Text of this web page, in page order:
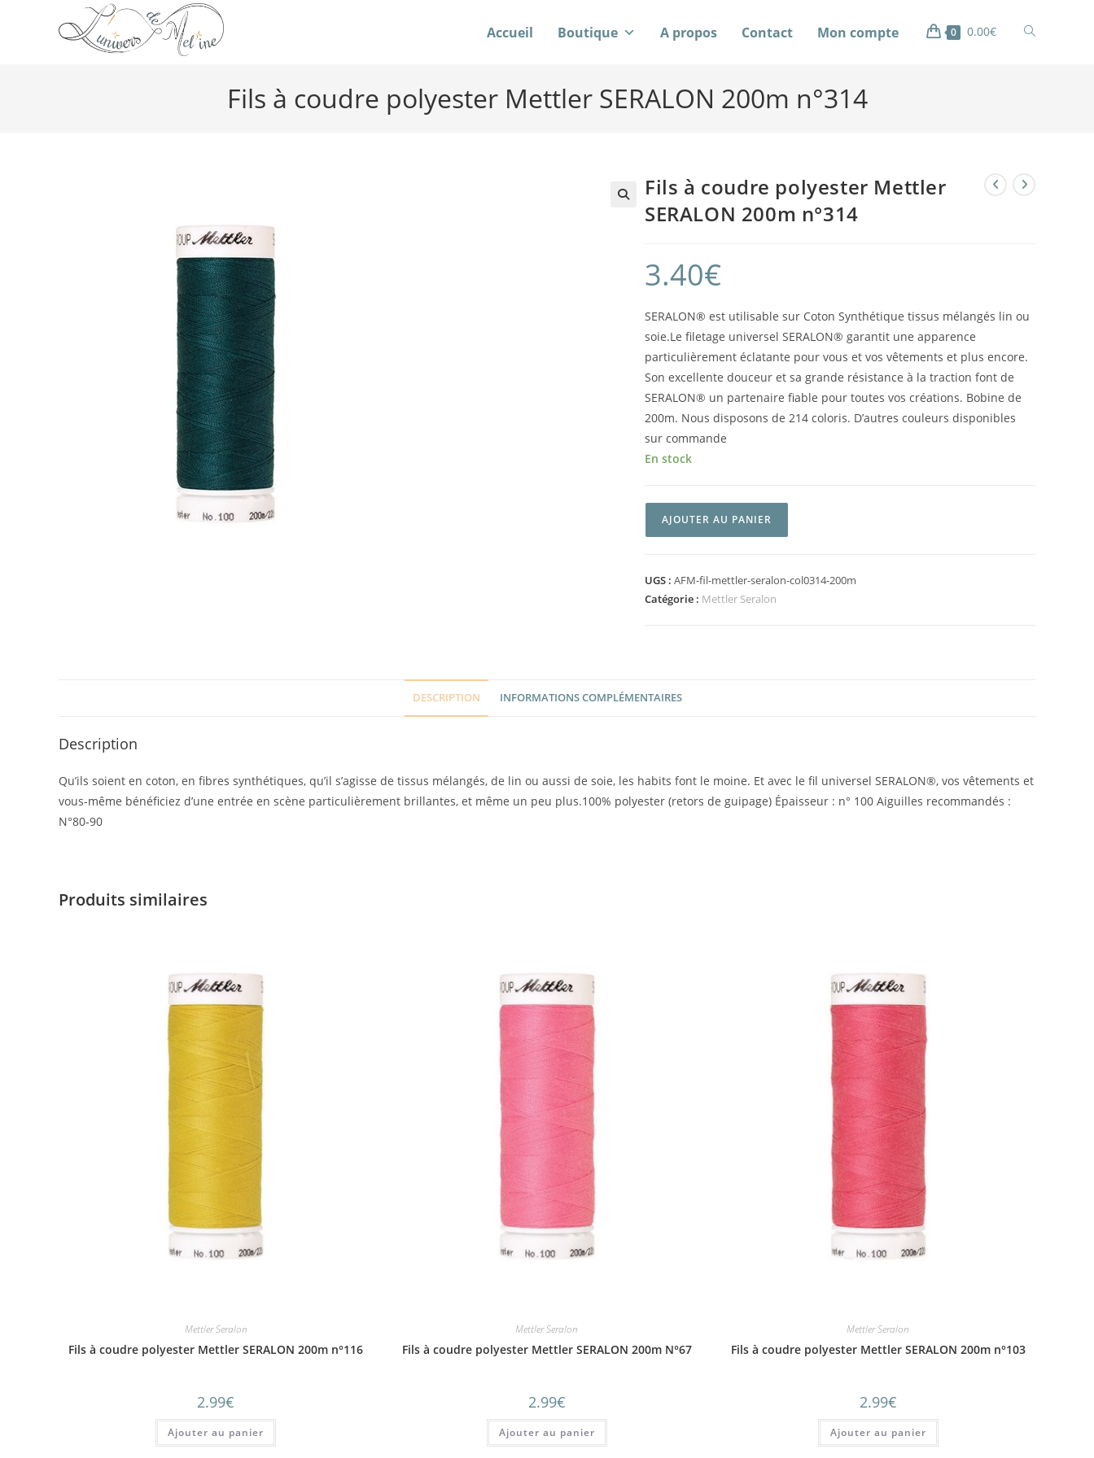
Accueil Boutique A propos Contact Mon compte 0 0.00€
Fils à coudre polyester Mettler SERALON 200m n°314
Fils à coudre polyester Mettler
SERALON 200m n°314
3.40€
SERALON® est utilisable sur Coton Synthétique tissus mélangés lin ou
soie.Le filetage universel SERALON® garantit une apparence
particulièrement éclatante pour vous et vos vêtements et plus encore.
Son excellente douceur et sa grande résistance à la traction font de
SERALON® un partenaire fiable pour toutes vos créations. Bobine de
200m. Nous disposons de 214 coloris. D’autres couleurs disponibles
sur commande
En stock
AJOUTER AU PANIER
UGS : AFM-fil-mettler-seralon-col0314-200m
Catégorie : Mettler Seralon
DESCRIPTION INFORMATIONS COMPLÉMENTAIRES
Description
Qu’ils soient en coton, en fibres synthétiques, qu’il s’agisse de tissus mélangés, de lin ou aussi de soie, les habits font le moine. Et avec le fil universel SERALON®, vos vêtements et
vous-même bénéficiez d’une entrée en scène particulièrement brillantes, et même un peu plus.100% polyester (retors de guipage) Épaisseur : n° 100 Aiguilles recommandés :
N°80-90
Produits similaires
Mettler Seralon
Fils à coudre polyester Mettler SERALON 200m n°116
2.99€
Ajouter au panier
Mettler Seralon
Fils à coudre polyester Mettler SERALON 200m N°67
2.99€
Ajouter au panier
Mettler Seralon
Fils à coudre polyester Mettler SERALON 200m n°103
2.99€
Ajouter au panier